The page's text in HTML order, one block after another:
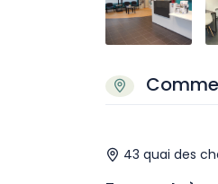
43 quai des